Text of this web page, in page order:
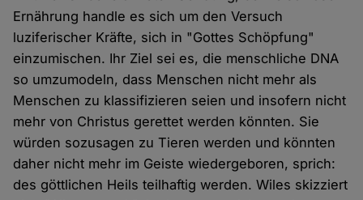
Ernährung handle es sich um den Versuch
luziferischer Kräfte, sich in "Gottes Schöpfung"
einzumischen. Ihr Ziel sei es, die menschliche DNA
so umzumodeln, dass Menschen nicht mehr als
Menschen zu klassifizieren seien und insofern nicht
mehr von Christus gerettet werden könnten. Sie
würden sozusagen zu Tieren werden und könnten
daher nicht mehr im Geiste wiedergeboren, sprich:
des göttlichen Heils teilhaftig werden. Wiles skizziert